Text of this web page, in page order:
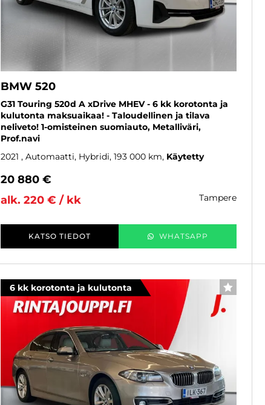
BMW 520
G31 Touring 520d A xDrive MHEV - 6 kk korotonta ja
kulutonta maksuaikaa! - Taloudellinen ja tilava
neliveto! 1-omisteinen suomiauto, Metalliväri,
Prof.navi
2021 , Automaatti, Hybridi, 193 000 km Käytetty
20 880 €
alk. 220 € / kk
tampere
KATSO TIEDOT WHATSAPP
6 kk korotonta ja kulutonta SUOSIKKI